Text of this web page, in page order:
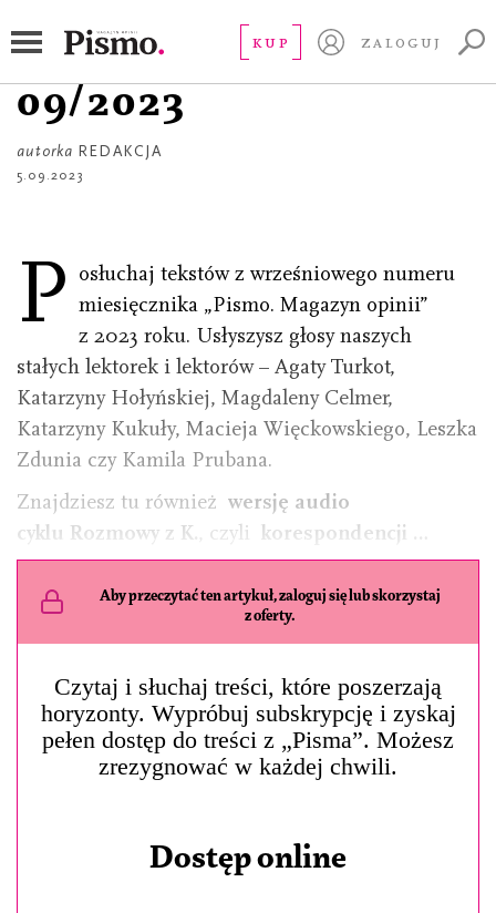
KUP ZALOGUJ
Wydanie audio
09/2023
autorka REDAKCJA
5.09.2023
P osłuchaj tekstów z wrześniowego numeru
miesięcznika „Pismo. Magazyn opinii”
z 2023 roku. Usłyszysz głosy naszych
stałych lektorek i lektorów – Agaty Turkot,
Katarzyny Hołyńskiej, Magdaleny Celmer,
Katarzyny Kukuły, Macieja Więckowskiego, Leszka
Zdunia czy Kamila Prubana.
Znajdziesz tu również wersję audio
cyklu Rozmowy z K.
, czyli korespondencji …
Aby przeczytać ten artykuł, zaloguj się lub skorzystaj
z oferty.
Czytaj i słuchaj treści, które poszerzają
horyzonty. Wypróbuj subskrypcję i zyskaj
pełen dostęp do treści z „Pisma”. Możesz
zrezygnować w każdej chwili.
Dostęp online